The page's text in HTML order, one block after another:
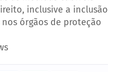
inclusive a inclusão
órgãos de proteção